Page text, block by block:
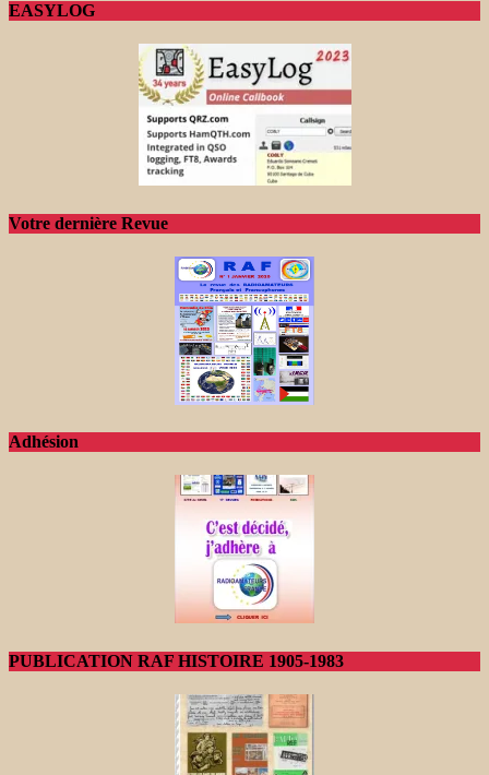
EASYLOG
Votre dernière Revue
Adhésion
PUBLICATION RAF HISTOIRE 1905-1983